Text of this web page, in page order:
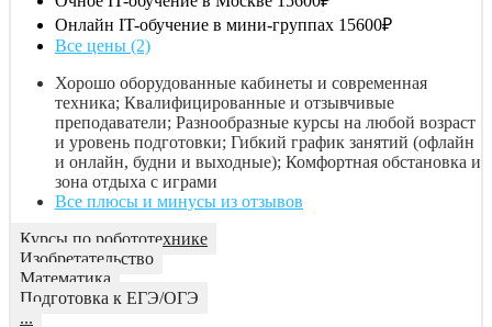
Онлайн IT-обучение в мини-группах 15600₽
Все цены (2)
Хорошо оборудованные кабинеты и современная
техника; Квалифицированные и отзывчивые
преподаватели; Разнообразные курсы на любой возраст
и уровень подготовки; Гибкий график занятий (офлайн
и онлайн, будни и выходные); Комфортная обстановка и
зона отдыха с играми
Все плюсы и минусы из отзывов
Курсы по робототехнике
Изобретательство
Математика
Подготовка к ЕГЭ/ОГЭ
...